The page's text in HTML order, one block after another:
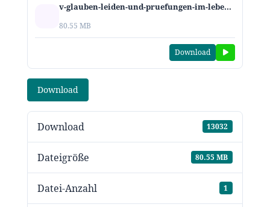
Download
Download 13032
Dateigröße 80.55 MB
Datei-Anzahl 1
v-glauben-leiden-und-pruefungen-im-leben.mp3
80.55 MB
Download